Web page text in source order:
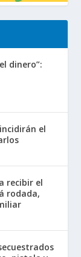
dinero”:
el
recibir el
rodada,